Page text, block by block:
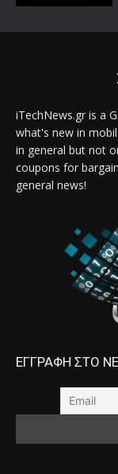
iTechNews.gr is a
what's new in
in general but not
coupons for
general news!
ΕΓΓΡΑΦΗ ΣΤΟ